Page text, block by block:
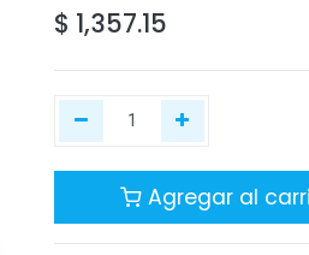
$ 1,357.15
Agregar al